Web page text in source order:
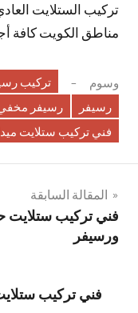
تركيب الستلايت
مناطق الكويت كافة
وسوم تركيب
رسيفر
رسيفر
فني تركيب ستلايت
تصفّح
المقالات
المقالة السابقة
ورسيفر